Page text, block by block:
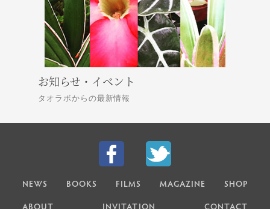
お知らせ・イベント
タオラボからの最新情報
NEWS BOOKS FILMS MAGAZINE SHOP